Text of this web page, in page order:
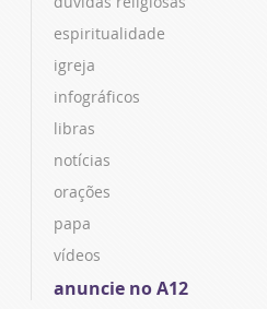
espiritualidade
igreja
infográficos
libras
notícias
orações
papa
vídeos
anuncie no A12